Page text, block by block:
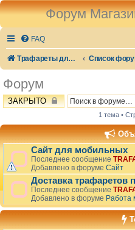
Форум
FAQ
Трафареты для стен и декора Список
Форум
ЗАКРЫТО
1 тема •
Сайт для мобильных
Последнее сообщение
Добавлено в форуме Сайт
Доставка трафаретов
Последнее сообщение
Добавлено в форуме Работа